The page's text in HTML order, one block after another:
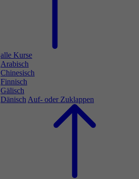
alle Kurse
Arabisch
Chinesisch
Finnisch
Gälisch
Dänisch Auf- oder Zuklappen